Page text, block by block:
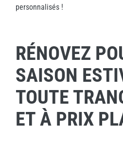
personnalisés !
RÉNOVEZ
SAISON
TOUTE
ET À PRIX